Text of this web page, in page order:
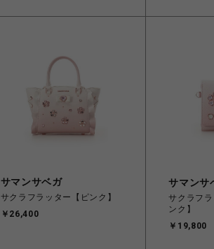
サマンサベガ
サクラフラッター【ピンク】
￥26,400
サマンサ
サクラフ
ンク】
￥19,800